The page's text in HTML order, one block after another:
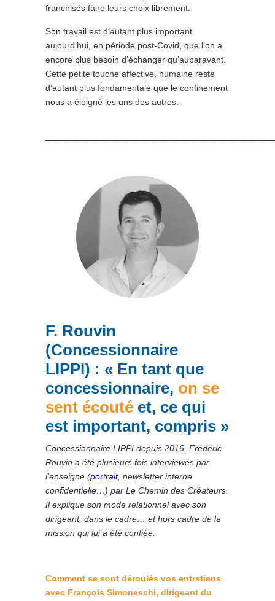
franchisés faire leurs choix librement.
Son travail est d’autant plus important
aujourd’hui, en période post-Covid, que l’on a
encore plus besoin d’échanger qu’auparavant.
Cette petite touche affective, humaine reste
d’autant plus fondamentale que le confinement
nous a éloigné les uns des autres.
F. Rouvin
(Concessionnaire
LIPPI) : « En tant que
concessionnaire, on se
sent écouté et, ce qui
est important, compris »
Concessionnaire LIPPI depuis 2016, Frédéric
Rouvin a été plusieurs fois interviewés par
l’enseigne (portrait, newsletter interne
confidentielle…) par Le Chemin des Créateurs.
Il explique son mode relationnel avec son
dirigeant, dans le cadre… et hors cadre de la
mission qui lui a été confiée.
Comment se sont déroulés vos entretiens
avec François Simoneschi, dirigeant du